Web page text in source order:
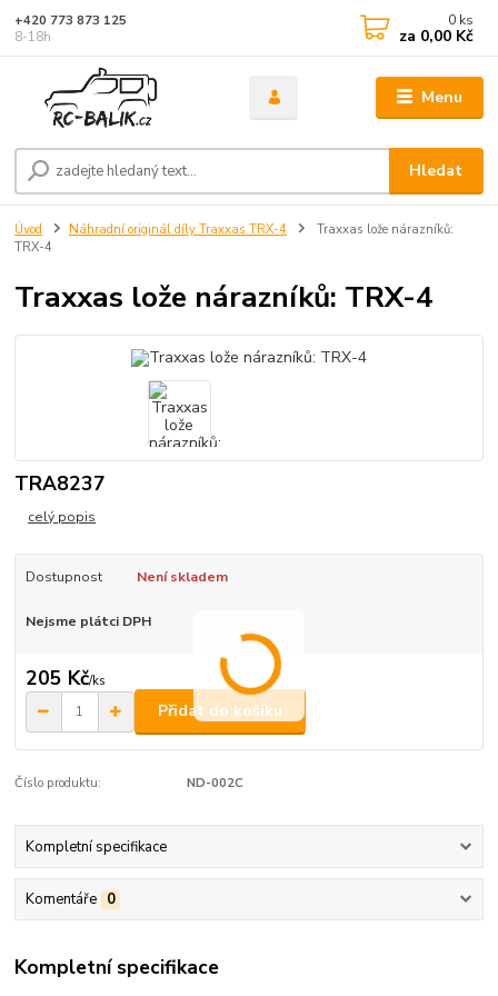
Menu
Hledat
+420 773 873 125
8-18h
0 ks
za 0,00 Kč
Úvod Náhradní originál díly Traxxas TRX-4
Traxxas lože nárazníků:
TRX-4
Traxxas lože nárazníků: TRX-4
TRA8237
celý popis
Dostupnost Není skladem
Nejsme plátci DPH
205 Kč/ks
Přidat do košíku
Číslo produktu: ND-002C
Kompletní specifikace
Komentáře 0
Kompletní specifikace